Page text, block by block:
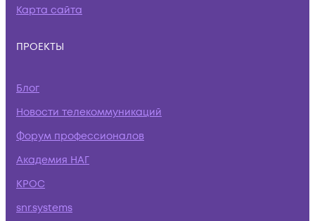
Карта сайта
ПРОЕКТЫ
Блог
Новости телекоммуникаций
Форум профессионалов
Академия НАГ
КРОС
snr.systems